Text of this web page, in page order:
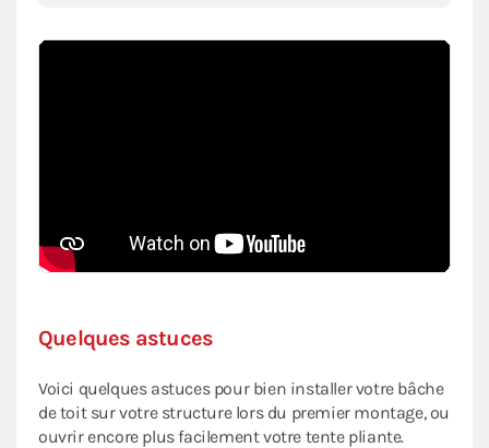
Quelques astuces
Voici quelques astuces pour bien installer votre bâche
de toit sur votre structure lors du premier montage, ou
ouvrir encore plus facilement votre tente pliante.